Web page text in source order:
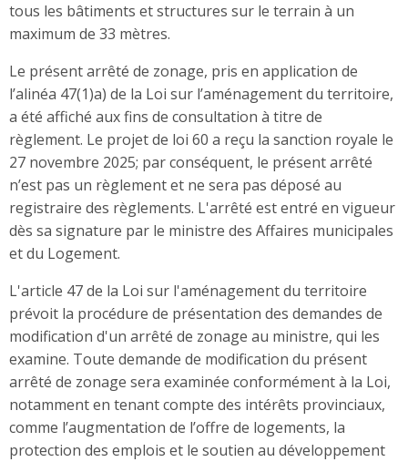
tous les bâtiments et structures sur le terrain à un
maximum de 33 mètres.
Le présent arrêté de zonage, pris en application de
l’alinéa 47(1)a) de la Loi sur l’aménagement du territoire,
a été affiché aux fins de consultation à titre de
règlement. Le projet de loi 60 a reçu la sanction royale le
27 novembre 2025; par conséquent, le présent arrêté
n’est pas un règlement et ne sera pas déposé au
registraire des règlements. L'arrêté est entré en vigueur
dès sa signature par le ministre des Affaires municipales
et du Logement.
L'article 47 de la Loi sur l'aménagement du territoire
prévoit la procédure de présentation des demandes de
modification d'un arrêté de zonage au ministre, qui les
examine. Toute demande de modification du présent
arrêté de zonage sera examinée conformément à la Loi,
notamment en tenant compte des intérêts provinciaux,
comme l’augmentation de l’offre de logements, la
protection des emplois et le soutien au développement